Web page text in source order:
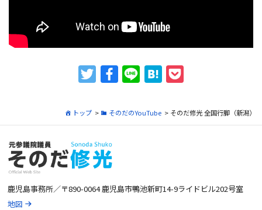
トップ > そのだのYouTube > そのだ修光 全国行脚（新潟）
鹿児島事務所／〒890-0064 鹿児島市鴨池新町14-9ライドビル202号室
地図